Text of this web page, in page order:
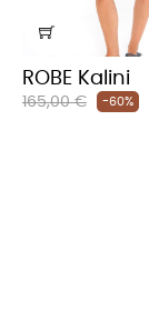
ROBE Kalini
Prix
165,00 € -60%